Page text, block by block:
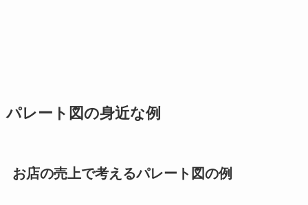
パレート図の身近な例
お店の売上で考えるパレート図の例